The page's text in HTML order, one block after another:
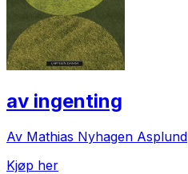
av ingenting
Av Mathias Nyhagen Asplund
Kjøp her